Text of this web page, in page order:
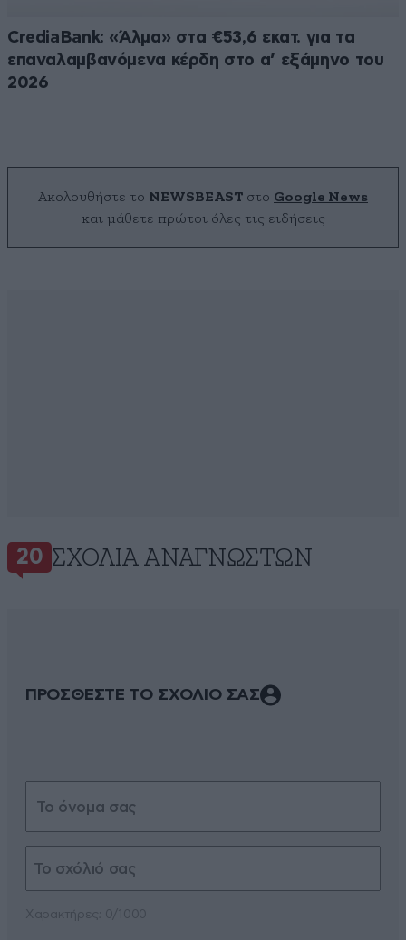
CrediaBank: «Άλμα» στα €53,6 εκατ. για τα
επαναλαμβανόμενα κέρδη στο α’ εξάμηνο του
2026
Ακολουθήστε το NEWSBEAST στο Google News
και μάθετε πρώτοι όλες τις ειδήσεις
20 ΣΧΌΛΙΑ ΑΝΑΓΝΩΣΤΏΝ
ΠΡΟΣΘΕΣΤΕ ΤΟ ΣΧΟΛΙΟ ΣΑΣ